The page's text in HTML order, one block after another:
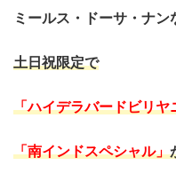
ミールス・ドーサ・ナン
土日祝限定で
「ハイデラバードビリ
「南インドスペシャル」